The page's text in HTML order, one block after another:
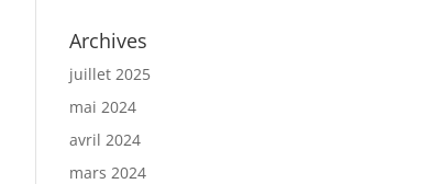
Archives
juillet 2025
mai 2024
avril 2024
mars 2024